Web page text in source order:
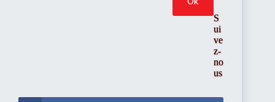
S
ui
ve
z-
no
us